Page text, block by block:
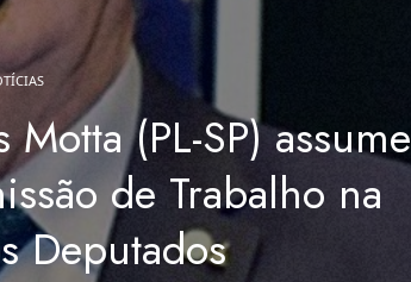
(PL-SP) assume
de Trabalho na
Deputados